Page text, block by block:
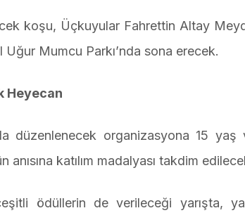
koşu, Üçkuyular Fahrettin Altay
Uğur Mumcu Parkı’nda sona erecek.
Heyecan
düzenlenecek organizasyona 15 yaş
anısına katılım madalyası takdim
ödüllerin de verileceği yarışta,